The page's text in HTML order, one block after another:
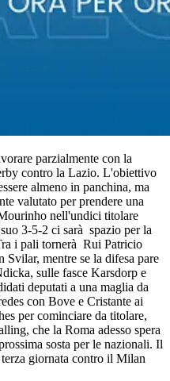
parzialmente con la
contro la Lazio. L'obiettivo
almeno in panchina, ma
valutato per prendere una
nell'undici titolare
3-5-2 ci sarà spazio per la
i pali tornerà Rui Patricio
mentre se la difesa pare
sulle fasce Karsdorp e
deputati a una maglia da
con Bove e Cristante ai
per cominciare da titolare,
che la Roma adesso spera
sosta per le nazionali. Il
giornata contro il Milan